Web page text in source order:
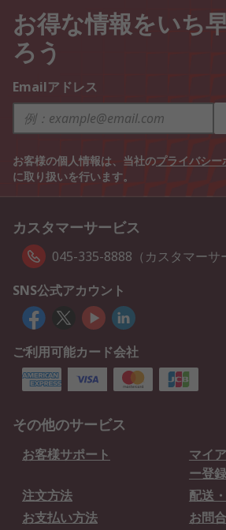
お得な情報をいち
ろう
Emailアドレス
お客様の個人情報は、当社のプライバシー
に取り扱いを行います。
カスタマーサービス
045-335-8888（カスタマーサ
SNS公式アカウント
ご利用可能カード会社
その他のサービス
お客様サポート
マイ
ー登
注文方法
配送
お支払い方法
お問